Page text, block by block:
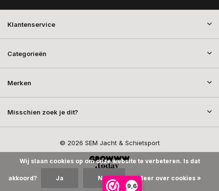
9,6
Klantenservice
Categorieën
Merken
Misschien zoek je dit?
© 2026 SEM Jacht & Schietsport
Wij slaan cookies op om onze website te verbeteren. Is dat
akkoord? Ja Nee Meer over cookies »